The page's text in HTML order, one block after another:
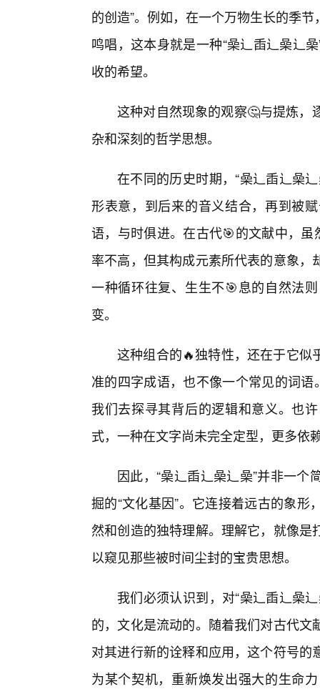
的创造”。例如，在一个万物生长的季
鸣唱，这本身就是一种“喿辶臿辶喿辶
收的希望。
这种对自然现象的观察🤔与提炼，
杂和深刻的哲学思想。
在不同的历史时期，“喿辶臿辶喿
形表意，到后来的音义结合，再到被
语，与时俱进。在古代🎯的文献中，
率不高，但其构成元素所代表的意象
一种循环往复、生生不🎯息的自然法
变。
这种组合的🔥独特性，还在于它似
准的四字成语，也不像一个常见的词
我们去探寻其背后的逻辑和意义。也
式，一种在文字尚未完全定型，更多依
因此，“喿辶臿辶喿辶喿”并非一
掘的“文化基因”。它连接着远古的象
然和创造的独特理解。理解它，就像
以窥见那些被时间尘封的宝贵思想。
我们必须认识到，对“喿辶臿辶喿
的，文化是流动的。随着我们对古代
对其进行新的诠释和应用，这个符号
为某个契机，重新焕发出强大的生命